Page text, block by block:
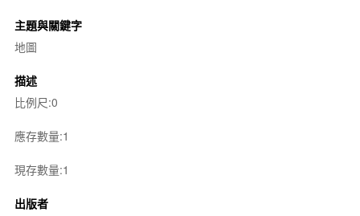
主題與關鍵字
地圖
描述
比例尺:0
應存數量:1
現存數量:1
出版者